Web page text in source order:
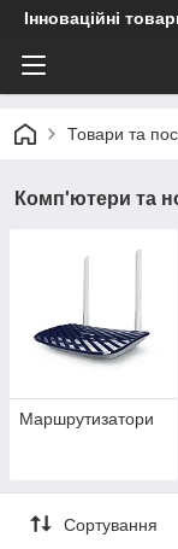
Інноваційні
Товари та
Комп'ютери та
Маршрутизатори
Сортування